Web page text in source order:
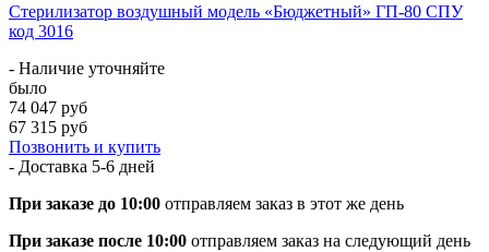
Стерилизатор воздушный модель «Бюджетный» ГП-80 СПУ
код 3016
- Наличие уточняйте
было
74 047 руб
67 315 руб
Позвонить и купить
- Доставка 5-6 дней
При заказе до 10:00 отправляем заказ в этот же день
При заказе после 10:00 отправляем заказ на следующий день